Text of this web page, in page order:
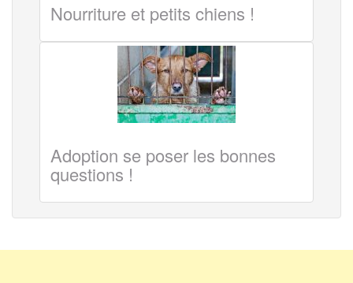
Nourriture et petits chiens !
Adoption se poser les bonnes
questions !